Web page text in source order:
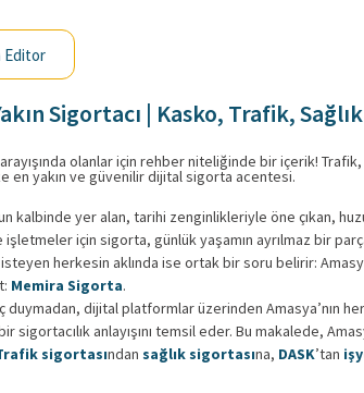
Editor
Sigortacı | Kasko, Trafik,
olanlar için rehber niteliğinde bir içerik!
en yakın ve güvenilir dijital sigorta acentesi.
kalbinde yer alan, tarihi zenginlikleriyle öne çıkan,
için sigorta, günlük yaşamın ayrılmaz bir
herkesin aklında ise ortak bir soru belirir:
Memira Sigorta.
duymadan, dijital platformlar üzerinden Amasya’nın
sigortacılık anlayışını temsil eder. Bu makalede,
sigortasından sağlık sigortasına, DASK’tan